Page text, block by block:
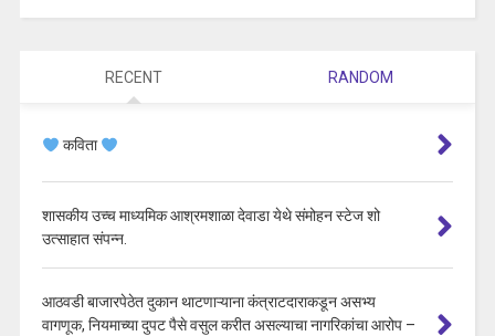
RECENT RANDOM
कविता
शासकीय उच्च माध्यमिक आश्रमशाळा देवाडा येथे संमोहन स्टेज शो
उत्साहात संपन्न.
आठवडी बाजारपेठेत दुकान थाटणाऱ्याना कंत्राटदाराकडून असभ्य
वागणूक, नियमाच्या दुपट पैसे वसुल करीत असल्याचा नागरिकांचा आरोप –